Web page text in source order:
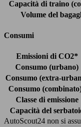
Capacità di traino
Volume del
Consumi
Emissioni di CO2*
Consumo (urbano)
Consumo (extra-
Consumo
Classe di emissione
Capacità del
AutoScout24 non si